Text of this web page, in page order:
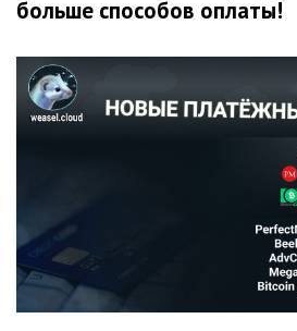
больше способов оплаты!